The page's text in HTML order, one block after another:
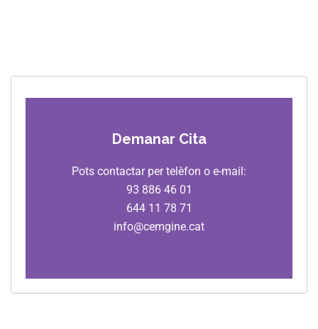
Demanar Cita
Pots contactar per telèfon o e-mail:
93 886 46 01
644 11 78 71
info@cemgine.cat